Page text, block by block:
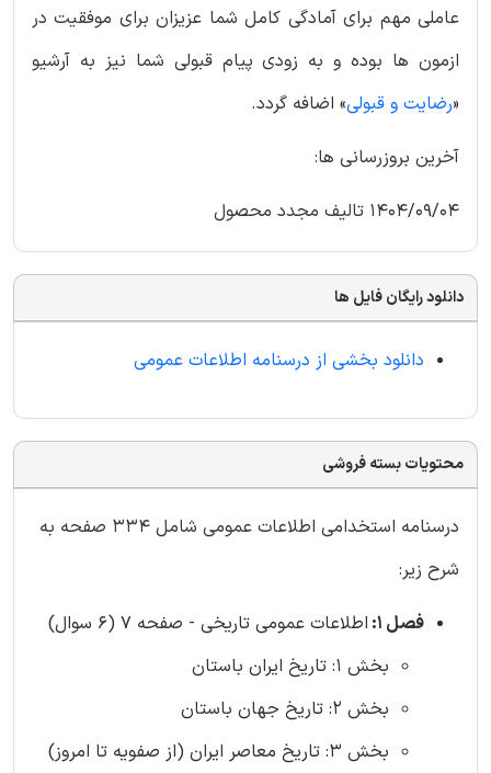
عاملی مهم برای آمادگی کامل شما عزیزان برای موفقیت در
ازمون ها بوده و به زودی پیام قبولی شما نیز به آرشیو
«رضایت و قبولی» اضافه گردد.
آخرین بروزرسانی ها:
1404/09/04 تالیف مجدد محصول
دانلود رایگان فایل ها
دانلود بخشی از درسنامه اطلاعات عمومی
محتویات بسته فروشی
درسنامه استخدامی اطلاعات عمومی شامل 334 صفحه به
شرح زیر:
فصل 1:
اطلاعات عمومی تاریخی - صفحه 7 (6 سوال)
بخش 1: تاریخ ایران باستان
بخش 2: تاریخ جهان باستان
بخش 3: تاریخ معاصر ایران (از صفویه تا امروز)